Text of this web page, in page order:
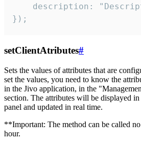
description:
});
setClientAtributes#
Sets the values ​​of attributes that are
set the values, you need to know the
in the Jivo application, in the
section. The attributes will be displayed
panel and updated in real time.
**Important: The method can be called
hour.